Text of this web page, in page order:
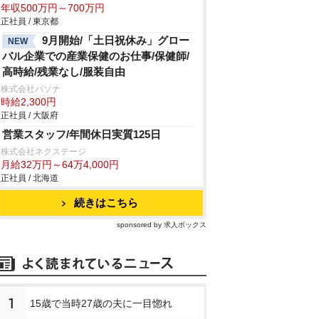
年収500万円～700万円
正社員 / 東京都
NEW
9月開始/「土日祝休み」グロー
バル企業での産業保健のお仕事/保健師/
高時給/残業なし/服装自由
株式会社パソナ
時給2,300円
正社員 / 大阪府
営業スタッフ/年間休日実質125日
株式会社ネクステージ
月給32万円～64万4,000円
正社員 / 北海道
続きはこちら
sponsored by 求人ボックス
1 15歳で当時27歳の夫に一目惚れ